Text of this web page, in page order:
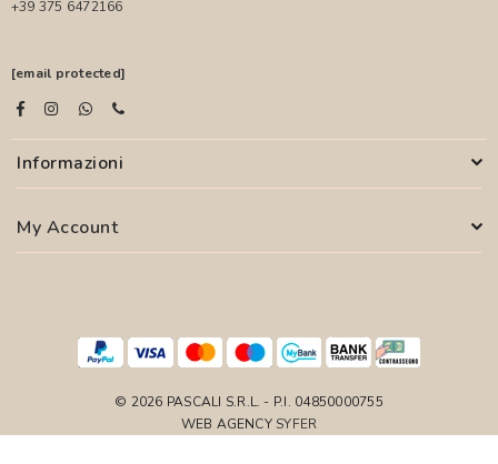
+39 375 6472166
[email protected]
Informazioni
My Account
© 2026 PASCALI S.R.L. - P.I. 04850000755
WEB AGENCY SYFER